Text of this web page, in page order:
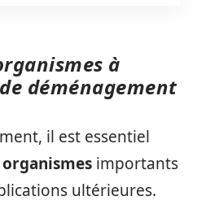
à
déménagement
il est essentiel
organismes importants
ultérieures.